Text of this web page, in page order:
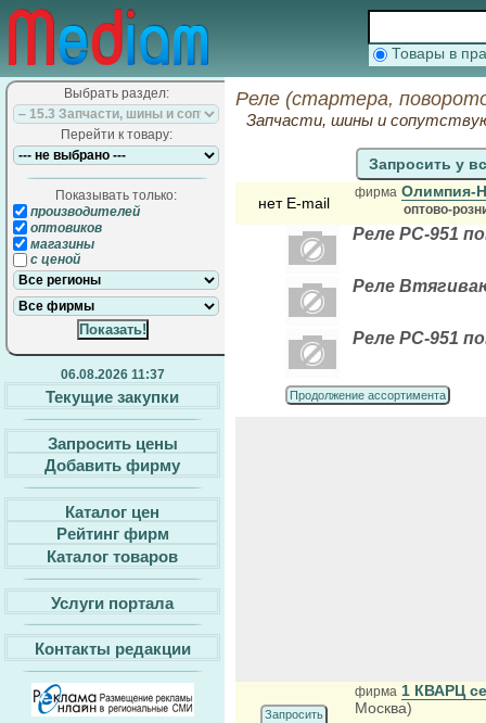
Товары в
Выбрать раздел:
Перейти к товару:
Показывать только:
производителей
оптовиков
магазины
с ценой
06.08.2026 11:37
Текущие закупки
Запросить цены
Добавить фирму
Каталог цен
Рейтинг фирм
Каталог товаров
Услуги портала
Контакты редакции
Реле (стартера,
Запчасти, шины и
Запросить у
нет E-mail
фирма Олимпия-
оптово-
Реле РС-951
Реле
Реле РС-951
Продолжение ассортимента
Запросить
фирма 1 КВАРЦ
Москва)